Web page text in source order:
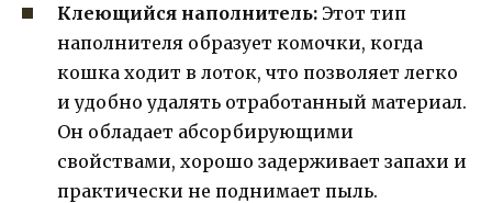
Клеющийся наполнитель: Этот тип
наполнителя образует комочки, когда
кошка ходит в лоток, что позволяет легко
и удобно удалять отработанный материал.
Он обладает абсорбирующими
свойствами, хорошо задерживает запахи и
практически не поднимает пыль.